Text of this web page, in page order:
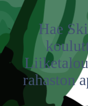
Hae
rahaston